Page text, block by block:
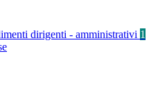
dirigenti - amministrativi 1